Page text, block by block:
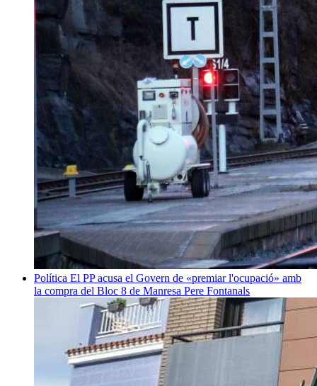
Política El PP acusa el Govern de «premiar l'ocupació» amb
la compra del Bloc 8 de Manresa Pere Fontanals